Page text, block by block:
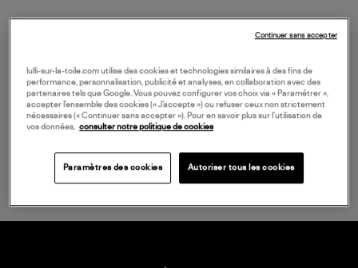
lulli-sur-la-toile.com utilise des cookies et technologies similaires à des fins de
performance, personnalisation, publicité et analyses, en collaboration avec des
partenaires tels que Google. Vous pouvez configurer vos choix via « Paramétrer »,
accepter l’ensemble des cookies (« J’accepte ») ou refuser ceux non strictement
nécessaires (« Continuer sans accepter »). Pour en savoir plus sur l’utilisation de
vos données, consulter notre politique de cookies
Paramètres des cookies Autoriser tous les cookies
Continuer sans accepter